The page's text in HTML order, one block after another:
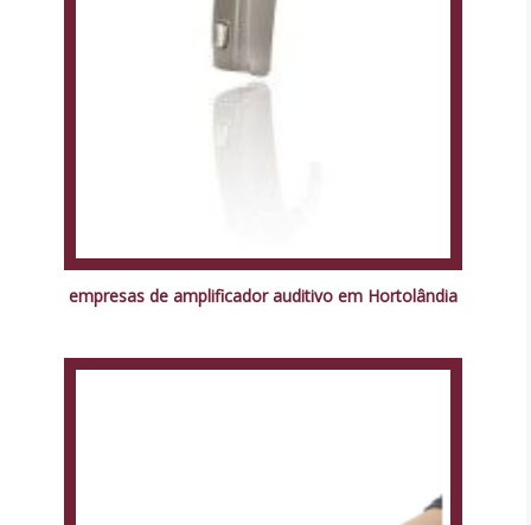
empresas de amplificador auditivo em Hortolândia